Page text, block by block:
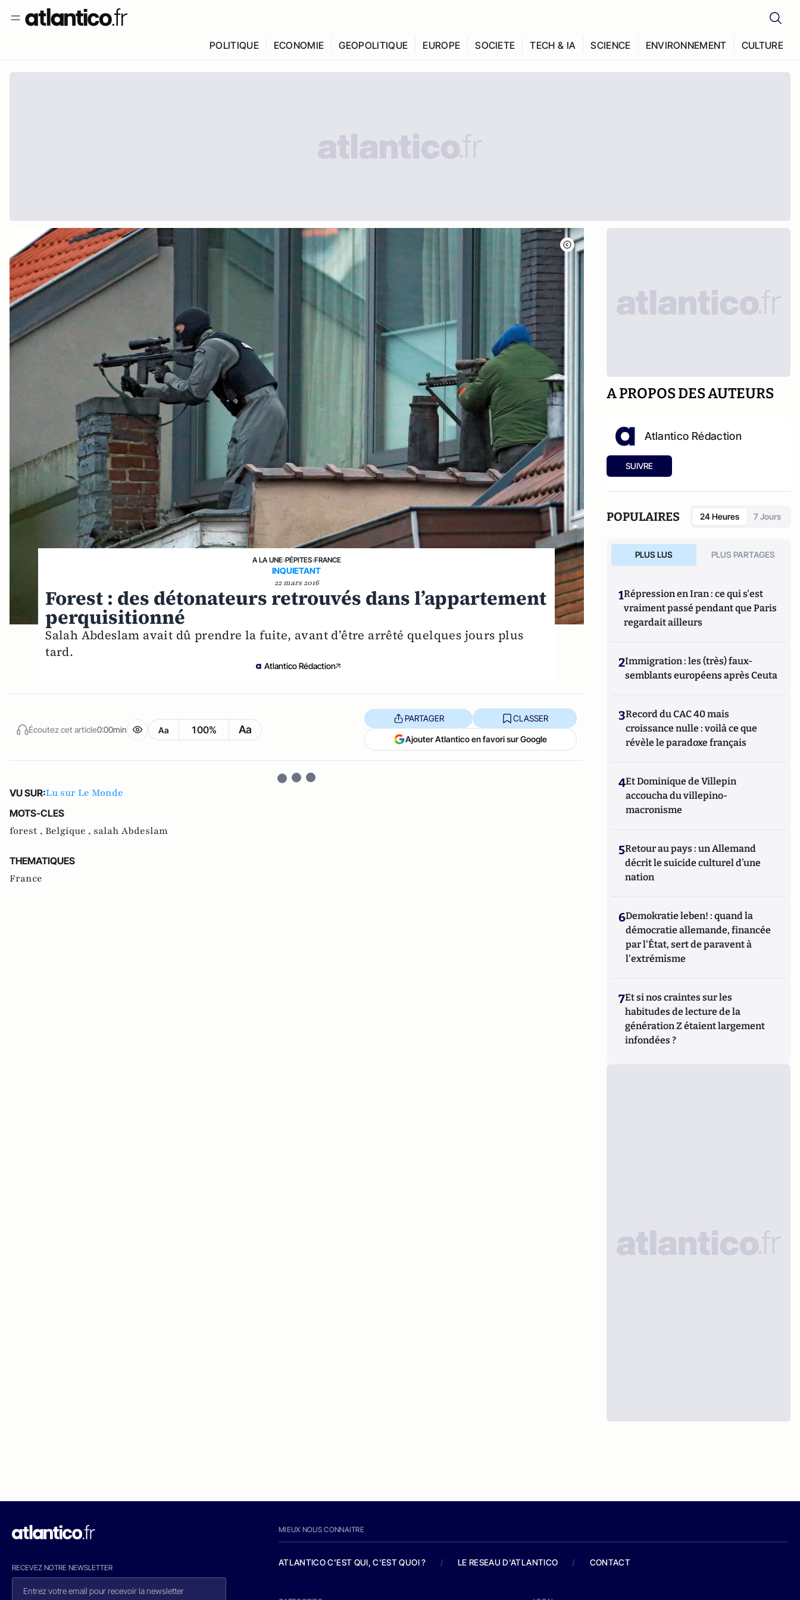
POLITIQUE ECONOMIE GEOPOLITIQUE EUROPE SOCIETE TECH & IA SCIENCE ENVIRONNEMENT CULTURE
A LA UNE›PÉPITES›FRANCE
INQUIETANT
22 mars 2016
Forest : des détonateurs retrouvés dans l’appartement
perquisitionné
Salah Abdeslam avait dû prendre la fuite, avant d’être arrêté quelques jours plus
tard.
Atlantico Rédaction
Écoutez cet article0:00min Aa 100% Aa
PARTAGER CLASSER
Ajouter Atlantico en favori sur Google
VU SUR:Lu sur Le Monde
MOTS-CLES
forest , Belgique , salah Abdeslam
THEMATIQUES
France
A PROPOS DES AUTEURS
Atlantico Rédaction
SUIVRE
POPULAIRES 24 Heures 7 Jours
PLUS LUS PLUS PARTAGES
1Répression en Iran : ce qui s'est
vraiment passé pendant que Paris
regardait ailleurs
2Immigration : les (très) faux-
semblants européens après Ceuta
3Record du CAC 40 mais
croissance nulle : voilà ce que
révèle le paradoxe français
4Et Dominique de Villepin
accoucha du villepino-
macronisme
5Retour au pays : un Allemand
décrit le suicide culturel d’une
nation
6Demokratie leben! : quand la
démocratie allemande, financée
par l'État, sert de paravent à
l'extrémisme
7Et si nos craintes sur les
habitudes de lecture de la
génération Z étaient largement
infondées ?
RECEVEZ NOTRE NEWSLETTER
MIEUX NOUS CONNAITRE
ATLANTICO C'EST QUI, C'EST QUOI ? / LE RESEAU D'ATLANTICO / CONTACT